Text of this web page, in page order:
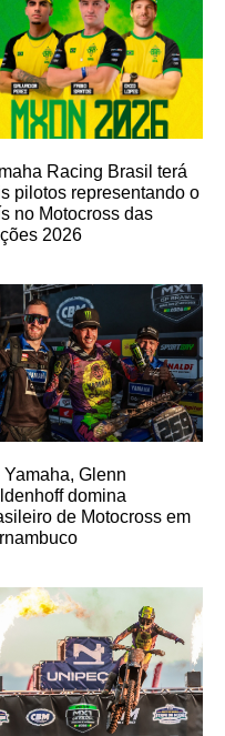
Racing Brasil terá
pilotos representando o
no Motocross das
2026
Yamaha, Glenn
domina
de Motocross em